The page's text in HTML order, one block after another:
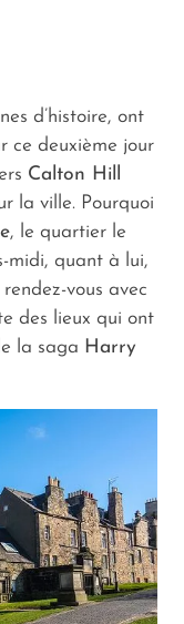
d’histoire, ont
ce deuxième jour
Calton Hill
la ville. Pourquoi
, le quartier le
midi, quant à lui,
vous avec
des lieux qui ont
la saga Harry